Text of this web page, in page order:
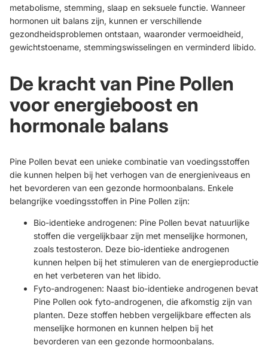
metabolisme, stemming, slaap en seksuele functie. Wanneer
hormonen uit balans zijn, kunnen er verschillende
gezondheidsproblemen ontstaan, waaronder vermoeidheid,
gewichtstoename, stemmingswisselingen en verminderd libido.
De kracht van Pine Pollen
voor energieboost en
hormonale balans
Pine Pollen bevat een unieke combinatie van voedingsstoffen
die kunnen helpen bij het verhogen van de energieniveaus en
het bevorderen van een gezonde hormoonbalans. Enkele
belangrijke voedingsstoffen in Pine Pollen zijn:
Bio-identieke androgenen: Pine Pollen bevat natuurlijke
stoffen die vergelijkbaar zijn met menselijke hormonen,
zoals testosteron. Deze bio-identieke androgenen
kunnen helpen bij het stimuleren van de energieproductie
en het verbeteren van het libido.
Fyto-androgenen: Naast bio-identieke androgenen bevat
Pine Pollen ook fyto-androgenen, die afkomstig zijn van
planten. Deze stoffen hebben vergelijkbare effecten als
menselijke hormonen en kunnen helpen bij het
bevorderen van een gezonde hormoonbalans.